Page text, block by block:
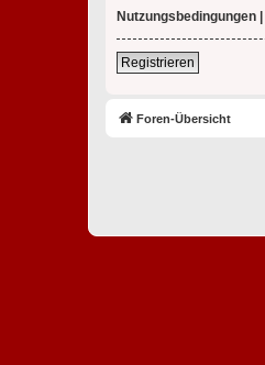
Nutzungsbedingungen |
Registrieren
Foren-Übersicht